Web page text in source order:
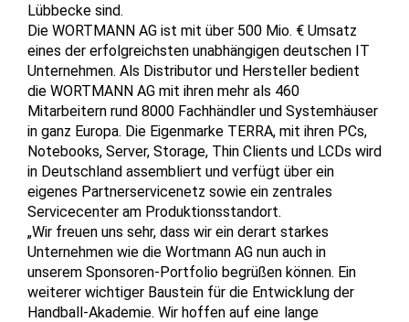
Lübbecke sind.
Die WORTMANN AG ist mit über 500 Mio. € Umsatz
eines der erfolgreichsten unabhängigen deutschen IT
Unternehmen. Als Distributor und Hersteller bedient
die WORTMANN AG mit ihren mehr als 460
Mitarbeitern rund 8000 Fachhändler und Systemhäuser
in ganz Europa. Die Eigenmarke TERRA, mit ihren PCs,
Notebooks, Server, Storage, Thin Clients und LCDs wird
in Deutschland assembliert und verfügt über ein
eigenes Partnerservicenetz sowie ein zentrales
Servicecenter am Produktionsstandort.
„Wir freuen uns sehr, dass wir ein derart starkes
Unternehmen wie die Wortmann AG nun auch in
unserem Sponsoren-Portfolio begrüßen können. Ein
weiterer wichtiger Baustein für die Entwicklung der
Handball-Akademie. Wir hoffen auf eine lange